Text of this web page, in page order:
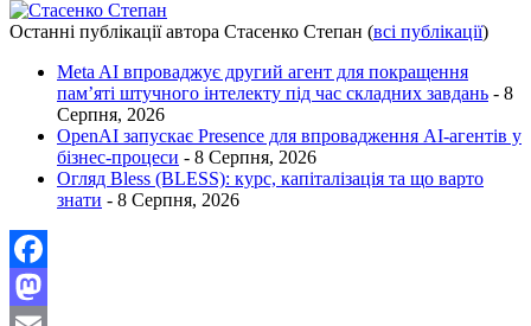
Останні публікації автора Стасенко Степан (всі публікації)
Meta AI впроваджує другий агент для покращення
пам’яті штучного інтелекту під час складних завдань - 8
Серпня, 2026
OpenAI запускає Presence для впровадження AI-агентів у
бізнес-процеси - 8 Серпня, 2026
Огляд Bless (BLESS): курс, капіталізація та що варто
знати - 8 Серпня, 2026
Facebook